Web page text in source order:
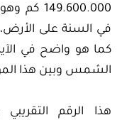
كما هو واضح في
الشمس وبين هذا الموضع هي
هذا الرقم